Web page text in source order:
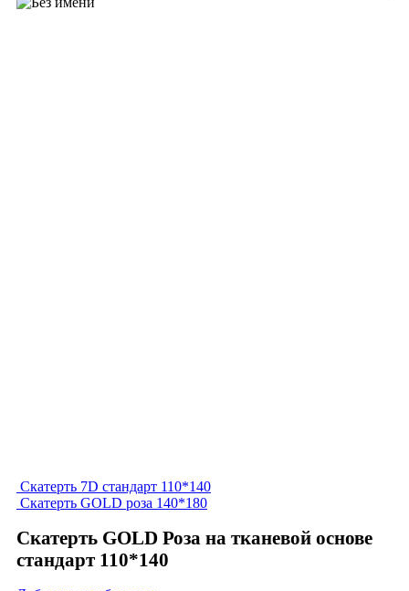
Скатерть 7D стандарт 110*140
Скатерть GOLD роза 140*180
Скатерть GOLD Роза на тканевой основе
стандарт 110*140